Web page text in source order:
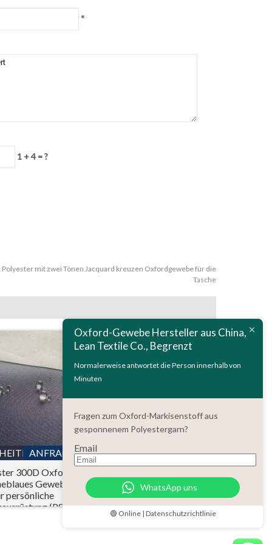
*
1 + 4 = ?
Polyester mit zwei Tönen Jacquard kreuzen Oxfordgewebe für die
Tasche
ANFRAGE
300D Oxford
Gewebe
persönliche
(PSA)
EINZELHEITENANFRAGE
wasserdicht Ripstop-
Oxford-Gewebe PU-
Beschichtung mit
Flammenhemmende
Oxford-Gewebe Hersteller aus China,
Lean Textile Co., Begrenzt
Normalerweise antwortet die Person innerhalb von
Minuten
Fragen zum Oxford-Markisenstoff aus
gesponnenem Polyestergarn?
Email
WhatsApp uns
🟢 Online | Datenschutzrichtlinie